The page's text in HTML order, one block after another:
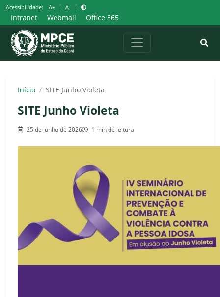
Pular
para
o
conteúdo
Acessibilidade: A+ | A- |
Intranet Webmail Office 365
Início / SITE Junho Violeta
SITE Junho Violeta
25 de junho de 2026 1 min de leitura